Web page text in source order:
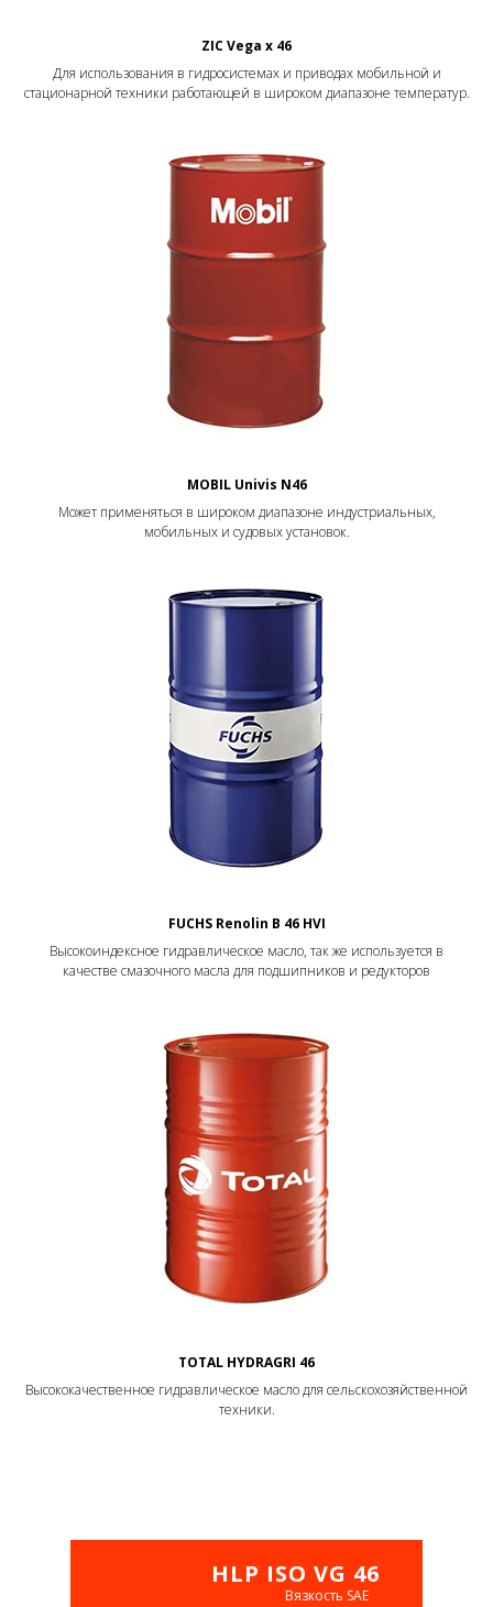
ZIC Vega x 46
Для использования в гидросистемах и приводах мобильной и
стационарной техники работающей в широком диапазоне температур.
MOBIL Univis N46
Может применяться в широком диапазоне индустриальных,
мобильных и судовых установок.
FUCHS Renolin B 46 HVI
Высокоиндексное гидравлическое масло, так же используется в
качестве смазочного масла для подшипников и редукторов
TOTAL HYDRAGRI 46
Высококачественное гидравлическое масло для сельскохозяйственной
техники.
HLP ISO VG 46
Вязкость SAE